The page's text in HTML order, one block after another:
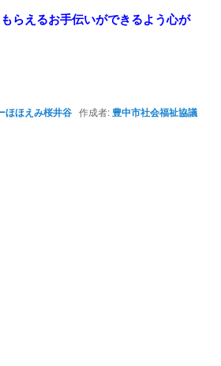
らえるお手伝いができるよう心が
ほほえみ桜井谷 作成者:豊中市社会福祉協議